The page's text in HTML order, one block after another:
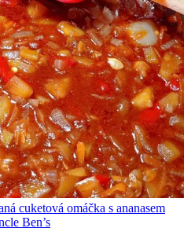
cuketová omáčka s ananasem
Ben’s